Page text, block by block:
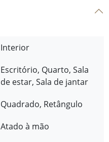
Interior
Escritório, Quarto, Sala
de estar, Sala de jantar
Quadrado, Retângulo
Atado à mão